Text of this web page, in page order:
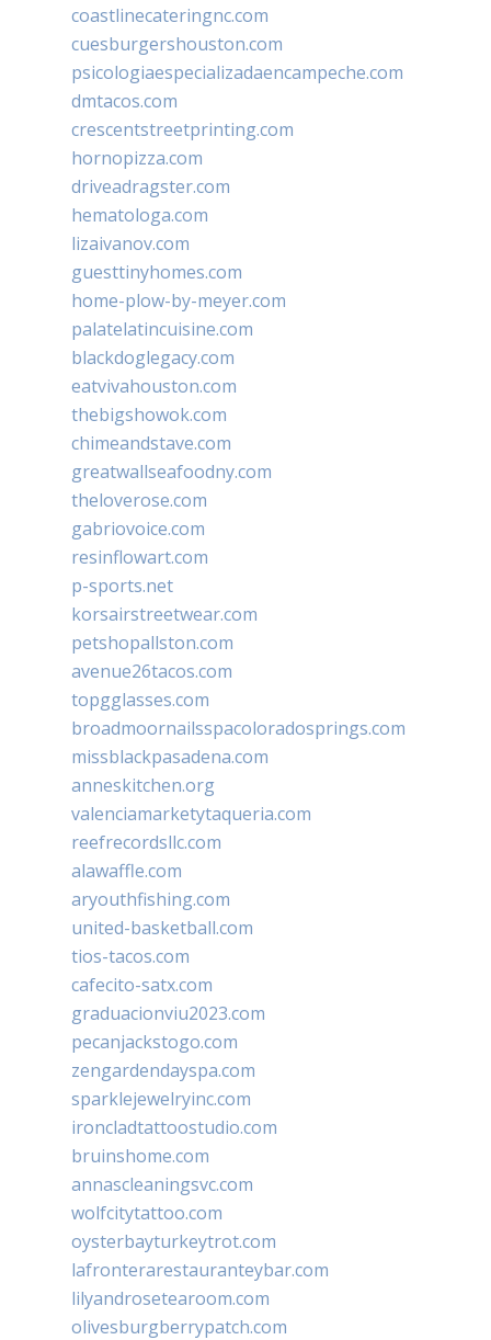
coastlinecateringnc.com
cuesburgershouston.com
psicologiaespecializadaencampeche.com
dmtacos.com
crescentstreetprinting.com
hornopizza.com
driveadragster.com
hematologa.com
lizaivanov.com
guesttinyhomes.com
home-plow-by-meyer.com
palatelatincuisine.com
blackdoglegacy.com
eatvivahouston.com
thebigshowok.com
chimeandstave.com
greatwallseafoodny.com
theloverose.com
gabriovoice.com
resinflowart.com
p-sports.net
korsairstreetwear.com
petshopallston.com
avenue26tacos.com
topgglasses.com
broadmoornailsspacoloradosprings.com
missblackpasadena.com
anneskitchen.org
valenciamarketytaqueria.com
reefrecordsllc.com
alawaffle.com
aryouthfishing.com
united-basketball.com
tios-tacos.com
cafecito-satx.com
graduacionviu2023.com
pecanjackstogo.com
zengardendayspa.com
sparklejewelryinc.com
ironcladtattoostudio.com
bruinshome.com
annascleaningsvc.com
wolfcitytattoo.com
oysterbayturkeytrot.com
lafronterarestauranteybar.com
lilyandrosetearoom.com
olivesburgberrypatch.com